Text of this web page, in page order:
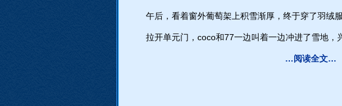
午后，看着窗外葡萄架上积雪渐厚，终于穿了羽绒
拉开单元门，coco和77一边叫着一边冲进了雪地，
…阅读全文…